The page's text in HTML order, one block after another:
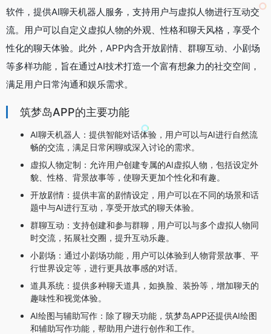
软件，提供AI聊天机器人服务，支持用户与虚拟人物进行互动交
流。用户可以自定义虚拟人物的外观、性格和聊天风格，享受个
性化的聊天体验。此外，APP内含开放剧情、群聊互动、小剧场
等多样功能，旨在通过AI技术打造一个富有想象力的社交空间，
满足用户日常沟通和娱乐需求。
筑梦岛APP的主要功能
AI聊天机器人：提供智能对话体验，用户可以与AI进行自然流
畅的交流，满足日常闲聊或深入讨论的需求。
虚拟人物定制：允许用户创建专属的AI虚拟人物，包括设定外
貌、性格、背景故事等，使聊天更加个性化和有趣。
开放剧情：提供丰富的剧情设定，用户可以在不同的场景和话
题中与AI进行互动，享受开放式的聊天体验。
群聊互动：支持创建和参与群聊，用户可以与多个虚拟人物同
时交流，拓展社交圈，提升互动乐趣。
小剧场：通过小剧场功能，用户可以体验到人物背景故事、平
行世界设定等，进行更具故事感的对话。
道具系统：提供多种聊天道具，如换脸、装扮等，增加聊天的
趣味性和视觉体验。
AI绘图与辅助写作：除了聊天功能，筑梦岛APP还提供AI绘图
和辅助写作功能，帮助用户进行创作和工作。